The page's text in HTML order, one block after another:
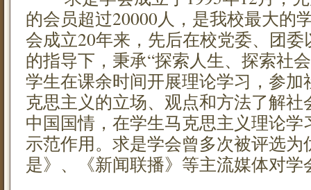
的会员超过20000人，是我校最大的
会成立20年来，先后在校党委、团
的指导下，秉承“探索人生、探索社
学生在课余时间开展理论学习，参
克思主义的立场、观点和方法了解
中国国情，在学生马克思主义理论
示范作用。求是学会曾多次被评选为
是》、《新闻联播》等主流媒体对